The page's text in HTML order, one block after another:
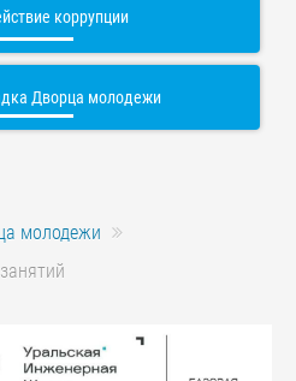
коррупции
Дворца молодежи
молодежи